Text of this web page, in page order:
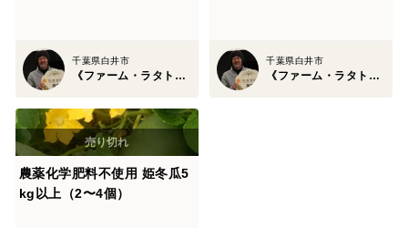
千葉県白井市
《ファーム・ラタトゥィユ》たきざわ農園
千葉県白井市
《ファーム・ラタトゥィユ》たきざわ農園
農薬化学肥料不使用 姫冬瓜5
kg以上（2〜4個）